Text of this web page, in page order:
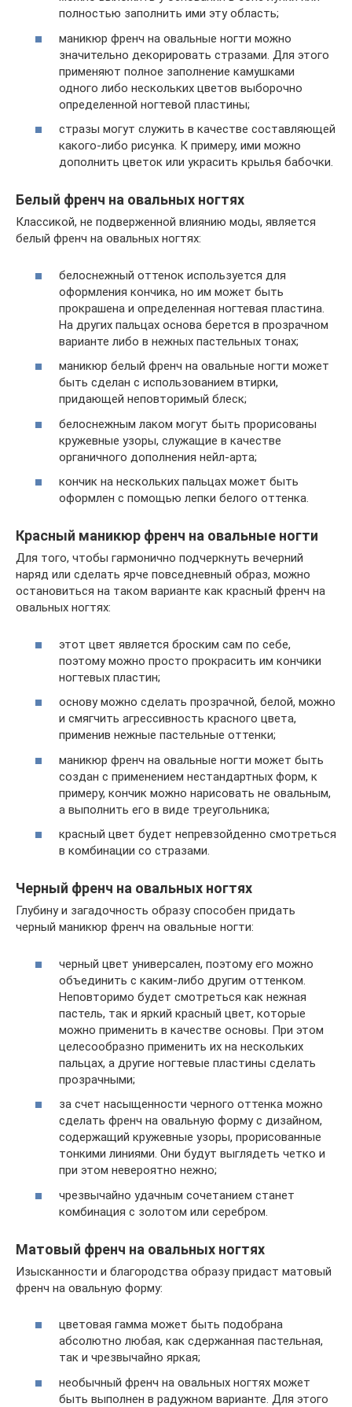
полностью заполнить ими эту область;
маникюр френч на овальные ногти можно
значительно декорировать стразами. Для этого
применяют полное заполнение камушками
одного либо нескольких цветов выборочно
определенной ногтевой пластины;
стразы могут служить в качестве составляющей
какого-либо рисунка. К примеру, ими можно
дополнить цветок или украсить крылья бабочки.
Белый френч на овальных ногтях
Классикой, не подверженной влиянию моды, является
белый френч на овальных ногтях:
белоснежный оттенок используется для
оформления кончика, но им может быть
прокрашена и определенная ногтевая пластина.
На других пальцах основа берется в прозрачном
варианте либо в нежных пастельных тонах;
маникюр белый френч на овальные ногти может
быть сделан с использованием втирки,
придающей неповторимый блеск;
белоснежным лаком могут быть прорисованы
кружевные узоры, служащие в качестве
органичного дополнения нейл-арта;
кончик на нескольких пальцах может быть
оформлен с помощью лепки белого оттенка.
Красный маникюр френч на овальные ногти
Для того, чтобы гармонично подчеркнуть вечерний
наряд или сделать ярче повседневный образ, можно
остановиться на таком варианте как красный френч на
овальных ногтях:
этот цвет является броским сам по себе,
поэтому можно просто прокрасить им кончики
ногтевых пластин;
основу можно сделать прозрачной, белой, можно
и смягчить агрессивность красного цвета,
применив нежные пастельные оттенки;
маникюр френч на овальные ногти может быть
создан с применением нестандартных форм, к
примеру, кончик можно нарисовать не овальным,
а выполнить его в виде треугольника;
красный цвет будет непревзойденно смотреться
в комбинации со стразами.
Черный френч на овальных ногтях
Глубину и загадочность образу способен придать
черный маникюр френч на овальные ногти:
черный цвет универсален, поэтому его можно
объединить с каким-либо другим оттенком.
Неповторимо будет смотреться как нежная
пастель, так и яркий красный цвет, которые
можно применить в качестве основы. При этом
целесообразно применить их на нескольких
пальцах, а другие ногтевые пластины сделать
прозрачными;
за счет насыщенности черного оттенка можно
сделать френч на овальную форму с дизайном,
содержащий кружевные узоры, прорисованные
тонкими линиями. Они будут выглядеть четко и
при этом невероятно нежно;
чрезвычайно удачным сочетанием станет
комбинация с золотом или серебром.
Матовый френч на овальных ногтях
Изысканности и благородства образу придаст матовый
френч на овальную форму:
цветовая гамма может быть подобрана
абсолютно любая, как сдержанная пастельная,
так и чрезвычайно яркая;
необычный френч на овальных ногтях может
быть выполнен в радужном варианте. Для этого